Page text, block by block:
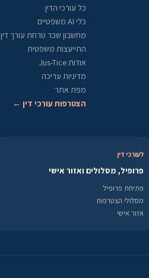
כל עורכי הדין
כלי AI משפטיים
מחשבון שכר טרחת עורך דין
התייעצות משפטית
אודות Jus-Tice
מדיניות עריכה
מפת אתר
הצטרפות עורכי דין ←
לעורכי דין
פרופיל, מסלולים ואזור אישי
פתיחת פרופיל
מסלולי הצטרפות
אזור אישי